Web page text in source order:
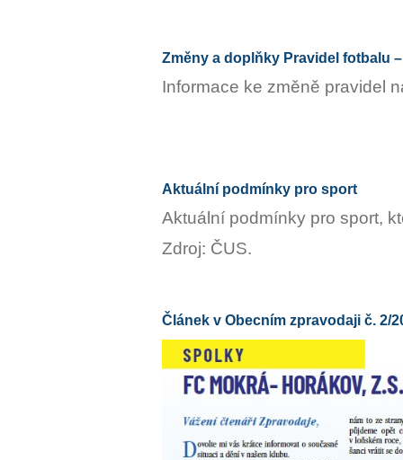
Změny a doplňky Pravidel fotbalu
Informace ke změně pravidel
Aktuální podmínky pro sport
Aktuální podmínky pro sport,
Zdroj: ČUS.
Článek v Obecním zpravodaji č. 2/